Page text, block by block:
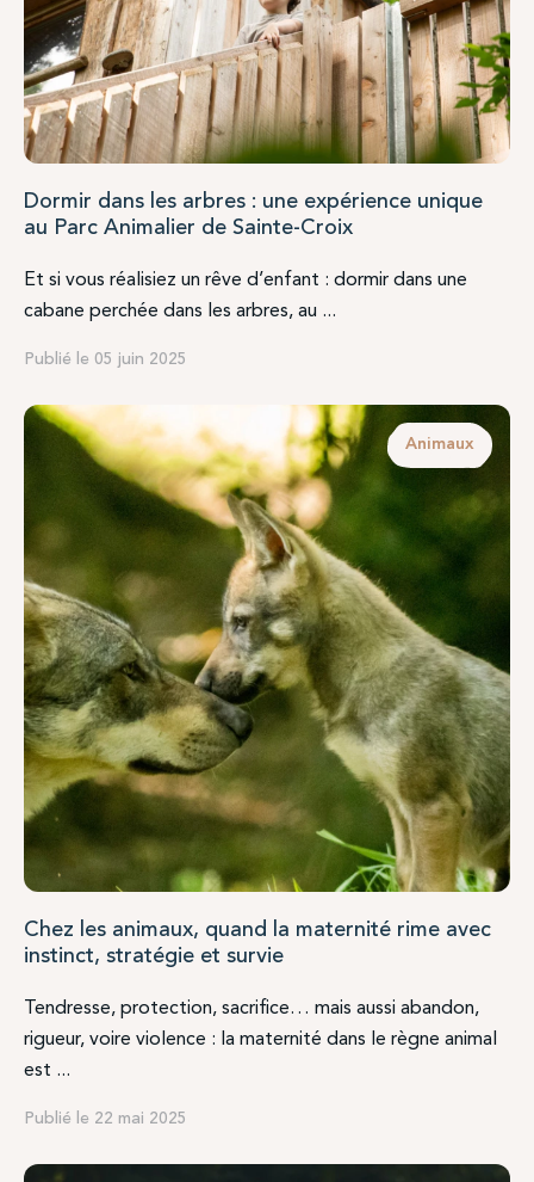
Dormir dans les arbres : une expérience unique
au Parc Animalier de Sainte-Croix
Et si vous réalisiez un rêve d’enfant : dormir dans une
cabane perchée dans les arbres, au ...
Publié le 05 juin 2025
Animaux
Chez les animaux, quand la maternité rime avec
instinct, stratégie et survie
Tendresse, protection, sacrifice… mais aussi abandon,
rigueur, voire violence : la maternité dans le règne animal
est ...
Publié le 22 mai 2025